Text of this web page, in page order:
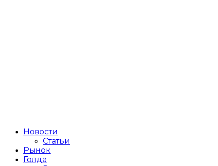
Новости
Статьи
Рынок
Голда